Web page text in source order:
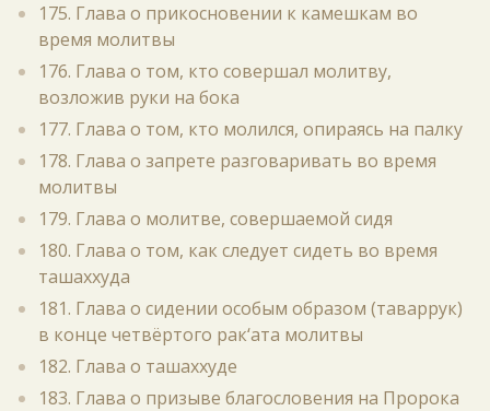
175. Глава о прикосновении к камешкам во
время молитвы
176. Глава о том, кто совершал молитву,
возложив руки на бока
177. Глава о том, кто молился, опираясь на палку
178. Глава о запрете разговаривать во время
молитвы
179. Глава о молитве, совершаемой сидя
180. Глава о том, как следует сидеть во время
ташаххуда
181. Глава о сидении особым образом (таваррук)
в конце четвёртого рак‘ата молитвы
182. Глава о ташаххуде
183. Глава о призыве благословения на Пророка